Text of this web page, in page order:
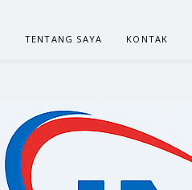
TENTANG SAYA KONTAK